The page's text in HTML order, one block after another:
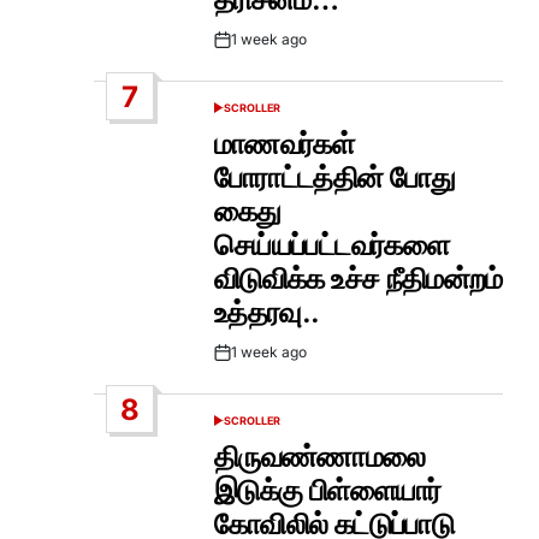
Post1 week ago
7
POSTED
SCROLLER
மாணவர்கள்
போராட்டத்தின் போது
கைது
செய்யப்பட்டவர்களை
விடுவிக்க உச்ச நீதிமன்றம்
உத்தரவு..
Post1 week ago
8
POSTED
SCROLLER
திருவண்ணாமலை
இடுக்கு பிள்ளையார்
கோவிலில் கட்டுப்பாடு